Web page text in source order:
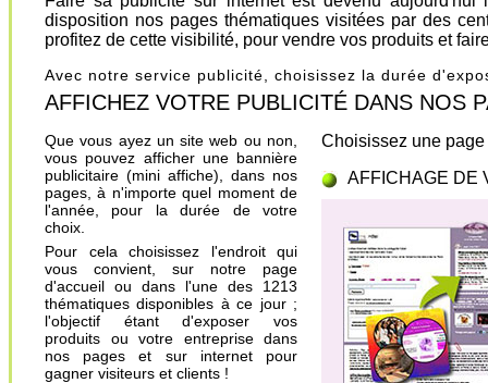
disposition nos pages thématiques visitées par des
profitez de cette visibilité, pour vendre vos produits et
Avec notre service publicité, choisissez la durée
AFFICHEZ VOTRE PUBLICITÉ DANS NOS
Que vous ayez un site web ou non,
vous pouvez afficher une bannière
publicitaire (mini affiche), dans nos
pages, à n'importe quel moment de
l'année, pour la durée de votre
choix.
Pour cela choisissez l'endroit qui
vous convient, sur notre page
d'accueil ou dans l'une des 1213
thématiques disponibles à ce jour ;
l'objectif étant d'exposer vos
produits ou votre entreprise dans
nos pages et sur internet pour
gagner visiteurs et clients !
Choisissez une
AFFICHAGE DE